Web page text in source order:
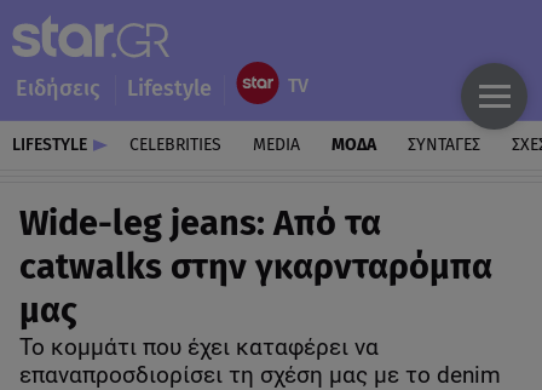
Ειδήσεις Lifestyle
LIFESTYLE CELEBRITIES MEDIA ΜΟΔΑ ΣΥΝΤΑΓΕΣ
Wide-leg jeans: Από τα
catwalks στην γκαρνταρόμπα
μας
To κομμάτι που έχει καταφέρει να
επαναπροσδιορίσει τη σχέση μας με το denim